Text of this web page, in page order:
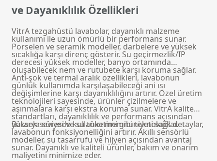
ve Dayanıklılık Özellikleri
VitrA tezgahüstü lavabolar, dayanıklı malzeme
kullanımı ile uzun ömürlü bir performans sunar.
Porselen ve seramik modeller, darbelere ve yüksek
sıcaklığa karşı direnç gösterir. Su geçirmezlik/IP
derecesi yüksek modeller, banyo ortamında
oluşabilecek nem ve rutubete karşı koruma sağlar.
Anti-şok ve termal aralık özellikleri, lavabonun
günlük kullanımda karşılaşabileceği ani ısı
değişimlerine karşı dayanıklılığını artırır. Özel üretim
teknolojileri sayesinde, ürünler çizilmelere ve
aşınmalara karşı ekstra koruma sunar. VitrA kalite
standartları, dayanıklılık ve performans açısından
yüksek seviyede kullanıcı memnuniyeti sağlar.
Batarya süresi ve su tüketimi gibi teknolojik detaylar,
lavabonun fonksiyonelliğini artırır. Akıllı sensörlü
modeller, su tasarrufu ve hijyen açısından avantaj
sunar. Dayanıklı ve kaliteli ürünler, bakım ve onarım
maliyetini minimize eder.